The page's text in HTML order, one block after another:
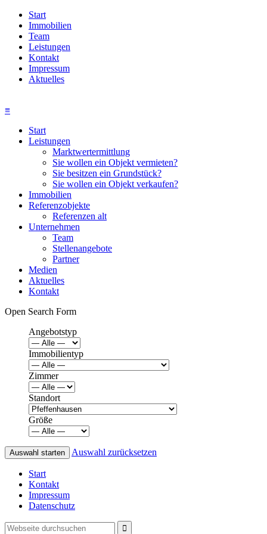
Start
Immobilien
Team
Leistungen
Kontakt
Impressum
Aktuelles
≡
Start
Leistungen
Marktwertermittlung
Sie wollen ein Objekt vermieten?
Sie besitzen ein Grundstück?
Sie wollen ein Objekt verkaufen?
Immobilien
Referenzobjekte
Referenzen alt
Unternehmen
Team
Stellenangebote
Partner
Medien
Aktuelles
Kontakt
Open Search Form
Angebotstyp
Immobilientyp
Zimmer
Standort
Größe
Auswahl zurücksetzen
Start
Kontakt
Impressum
Datenschutz